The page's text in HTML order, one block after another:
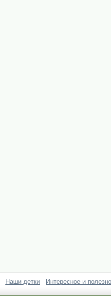
Наши детки Интересное и